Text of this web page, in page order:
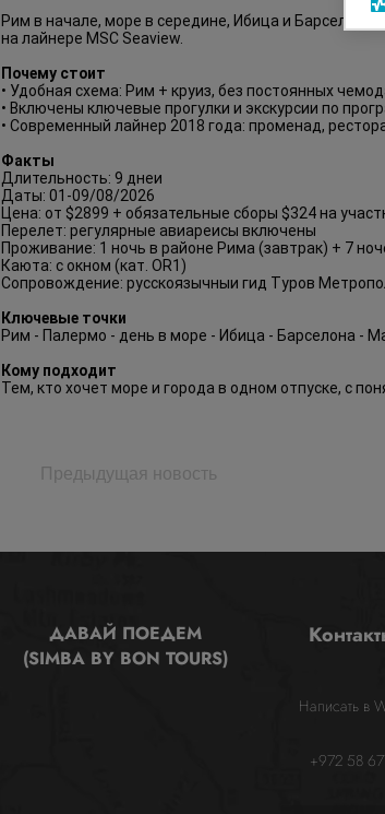
Рим в начале, море в середине, Ибица и
на лайнере MSC Seaview.
Почему стоит
• Удобная схема: Рим + круиз, без постоянных
• Включены ключевые прогулки и экскурсии по
• Современный лайнер 2018 года: променад,
Факты
Длительность: 9 днеи
Даты: 01-09/08/2026
Цена: от $2899 + обязательные сборы $324 на
Перелет: регулярные авиареиcы включены
Проживание: 1 ночь в районе Рима (завтрак) + 7
Каюта: с окном (кат. OR1)
Сопровождение: русскоязычныи гид Туров
Ключевые точки
Рим - Палермо - день в море - Ибица - Барселона -
Кому подходит
Тем, кто хочет море и города в одном отпуске, с
Предыдущая новость
ДАВАЙ ПОЕДЕМ
(SIMBA BY BON TOURS)
Написать в
+972 58